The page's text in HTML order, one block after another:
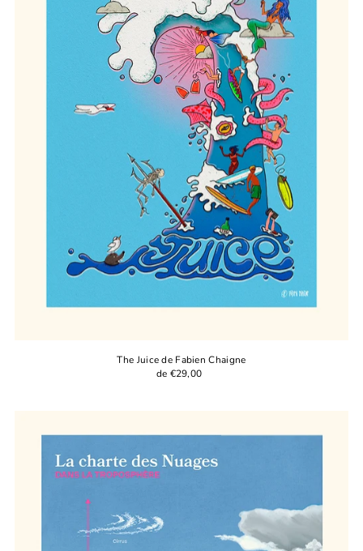
The Juice de Fabien Chaigne
de €29,00